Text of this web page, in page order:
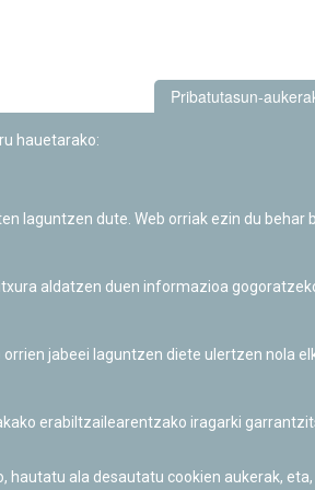
Pribatutasun-
hauetarako:
laguntzen dute. Web orriak ezin du behar
aldatzen duen informazioa
jabeei laguntzen diete ulertzen nola
erabiltzailearentzako iragarki
ala desautatu cookien aukerak,